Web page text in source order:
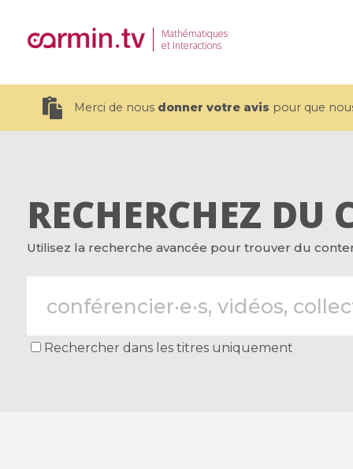
Mathématiques
et Interactions
Merci de nous donner votre avis pour que
19 videos
CEMRACS 2026 : Modeling and AI
Recherche Avancée en Calcul
Coulomb
affines
RECHERCHEZ DU
Utilisez la recherche avancée pour trouver du
Rechercher dans les titres uniquement